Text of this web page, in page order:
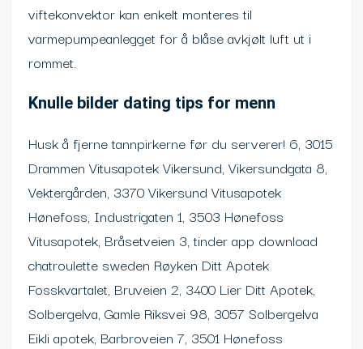
viftekonvektor kan enkelt monteres til
varmepumpeanlegget for å blåse avkjølt luft ut i
rommet.
Knulle bilder dating tips for menn
Husk å fjerne tannpirkerne før du serverer! 6, 3015
Drammen Vitusapotek Vikersund, Vikersundgata 8,
Vektergården, 3370 Vikersund Vitusapotek
Hønefoss, Industrigaten 1, 3503 Hønefoss
Vitusapotek, Bråsetveien 3, tinder app download
chatroulette sweden Røyken Ditt Apotek
Fosskvartalet, Bruveien 2, 3400 Lier Ditt Apotek,
Solbergelva, Gamle Riksvei 98, 3057 Solbergelva
Eikli apotek, Barbroveien 7, 3501 Hønefoss